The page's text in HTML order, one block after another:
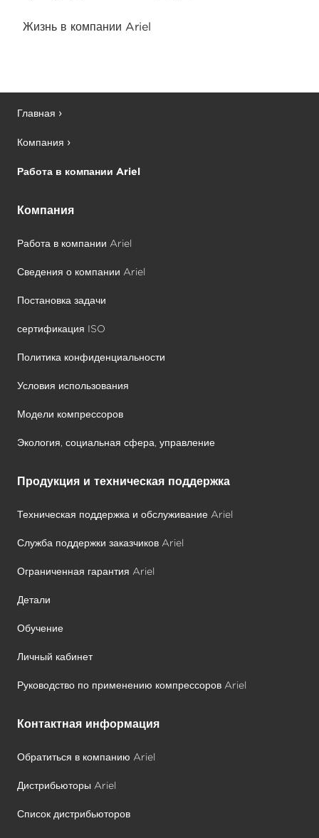
Жизнь в компании Ariel
Главная
Компания
Работа в компании Ariel
Компания
Работа в компании Ariel
Сведения о компании Ariel
Постановка задачи
сертификация ISO
Политика конфиденциальности
Условия использования
Модели компрессоров
Экология, социальная сфера, управление
Продукция и техническая поддержка
Техническая поддержка и обслуживание Ariel
Служба поддержки заказчиков Ariel
Ограниченная гарантия Ariel
Детали
Обучение
Личный кабинет
Руководство по применению компрессоров Ariel
Контактная информация
Обратиться в компанию Ariel
Дистрибьюторы Ariel
Список дистрибьюторов